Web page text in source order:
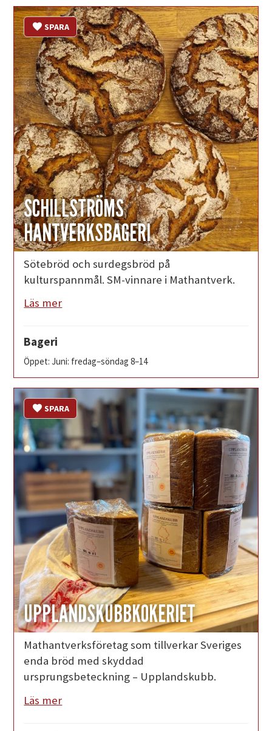
SCHILLSTRÖMS
HANTVERKSBAGERI
SPARA
Sötebröd och surdegsbröd på
kulturspannmål. SM-vinnare i Mathantverk.
Läs mer
Bageri
Öppet: Juni: fredag–söndag 8–14
UPPLANDSKUBBKOKERIET
SPARA
Mathantverksföretag som tillverkar Sveriges
enda bröd med skyddad
ursprungsbeteckning – Upplandskubb.
Läs mer